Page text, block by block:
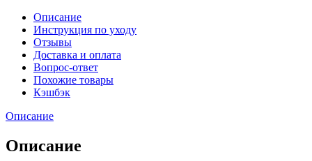
Описание
Инструкция по уходу
Отзывы
Доставка и оплата
Вопрос-ответ
Похожие товары
Кэшбэк
Описание
Описание